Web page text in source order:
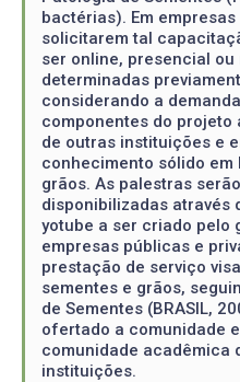
bactérias). Em
solicitarem tal
ser online, presencial
determinadas
considerando a
componentes do projeto
de outras instituições e
conhecimento sólido em
grãos. As palestras
disponibilizadas através
yotube a ser criado pelo
empresas públicas e
prestação de serviço
sementes e grãos,
de Sementes (BRASIL,
ofertado a comunidade
comunidade acadêmica
instituições.